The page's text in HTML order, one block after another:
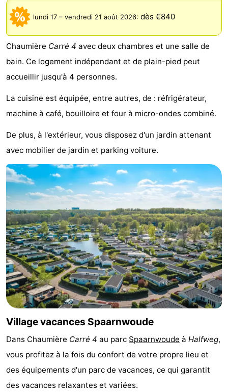
d'hôtes
Chaumières
-
Het
Amsterdamse
Bos
-
Spaarnwoude
Hôtels
Last
Attractions
Choses
à
faire
Lieux
d'intérêt
-
Musées
-
Monuments
-
Églises
-
Points
vue
Attractions
Croisières
-
lundi 17 – vendredi 21 août 2026: dès €840
Chaumière Carré 4 avec deux chambres et une salle de
bain. Ce logement indépendant et de plain-pied peut
accueillir jusqu'à 4 personnes.
La cuisine est équipée, entre autres, de : réfrigérateur,
machine à café, bouilloire et four à micro-ondes combiné.
De plus, à l'extérieur, vous disposez d'un jardin attenant
avec mobilier de jardin et parking voiture.
Village vacances Spaarnwoude
Dans Chaumière Carré 4 au parc Spaarnwoude à Halfweg,
vous profitez à la fois du confort de votre propre lieu et
des équipements d'un parc de vacances, ce qui garantit
des vacances relaxantes et variées.